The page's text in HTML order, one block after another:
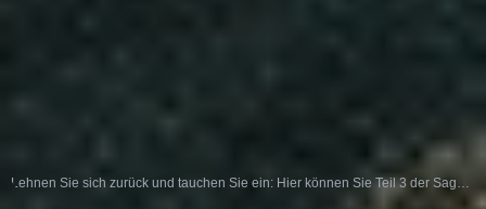
Lehnen Sie sich zurück und tauchen Sie ein: Hier können Sie Teil 3 der Sage als Hörspiel erleben: